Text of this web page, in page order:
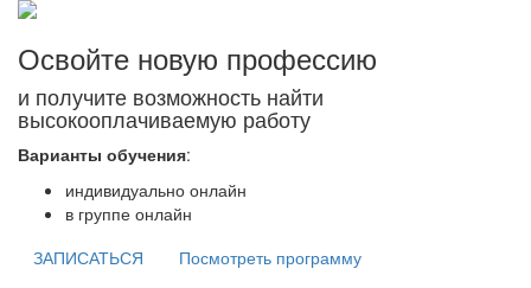
Освойте новую профессию
и получите возможность найти
высокооплачиваемую работу
Варианты обучения:
индивидуально онлайн
в группе онлайн
ЗАПИСАТЬСЯ
Посмотреть программу